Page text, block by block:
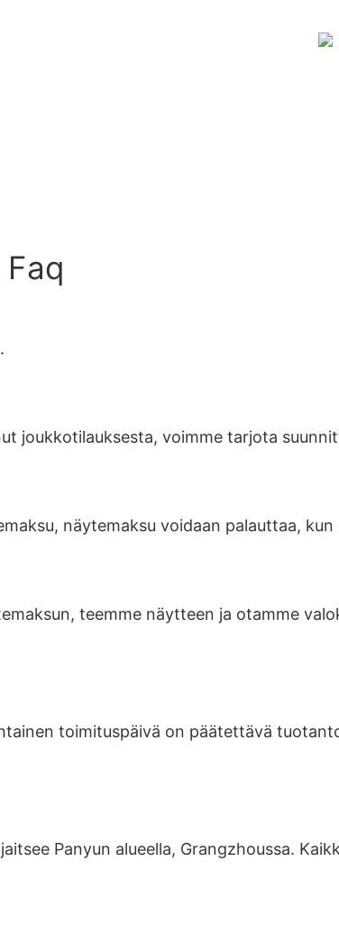
Faq
joukkotilauksesta, voimme tarjota
näytemaksu voidaan palauttaa,
teemme näytteen ja otamme
toimituspäivä on päätettävä
Panyun alueella, Grangzhoussa.